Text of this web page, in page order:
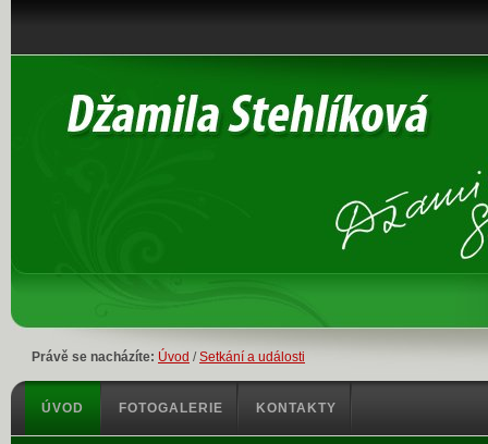
Právě se nacházíte: Úvod /Setkání a události
ÚVOD FOTOGALERIE KONTAKTY